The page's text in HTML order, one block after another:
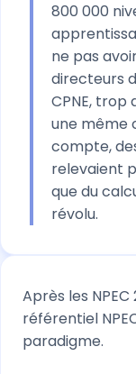
800 000
ne pas
directeurs
CPNE,
une même
compte,
relevaient
que du
révolu.
Après les
référentiel
paradigme.